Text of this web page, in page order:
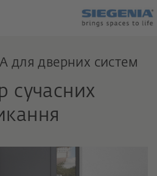
для дверних систем
сучасних